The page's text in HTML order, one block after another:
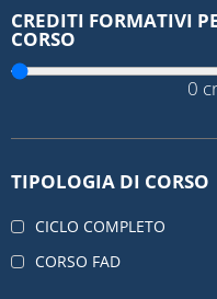
CREDITI FORMATIVI
CORSO
0
TIPOLOGIA DI CORSO
CICLO COMPLETO
CORSO FAD